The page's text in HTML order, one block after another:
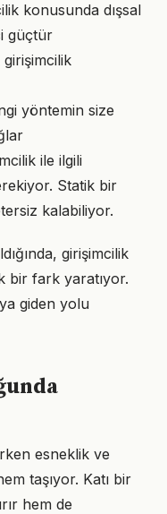
konusunda dışsal
güçtür
girişimcilik
yöntemin size
ile ilgili
Statik bir
kalabiliyor.
girişimcilik
bir fark yaratıyor.
giden yolu
esneklik ve
taşıyor. Katı bir
hem de